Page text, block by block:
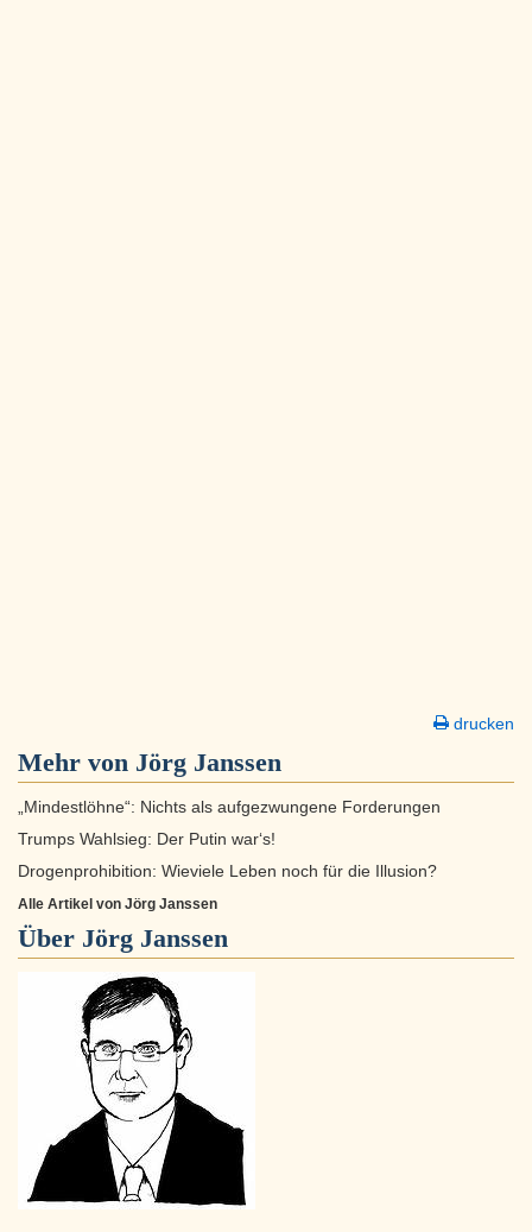
drucken
Mehr von Jörg Janssen
„Mindestlöhne“: Nichts als aufgezwungene Forderungen
Trumps Wahlsieg: Der Putin war‘s!
Drogenprohibition: Wieviele Leben noch für die Illusion?
Alle Artikel von Jörg Janssen
Über Jörg Janssen